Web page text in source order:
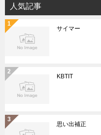
人気記事
サイマー
KBTIT
思い出補正